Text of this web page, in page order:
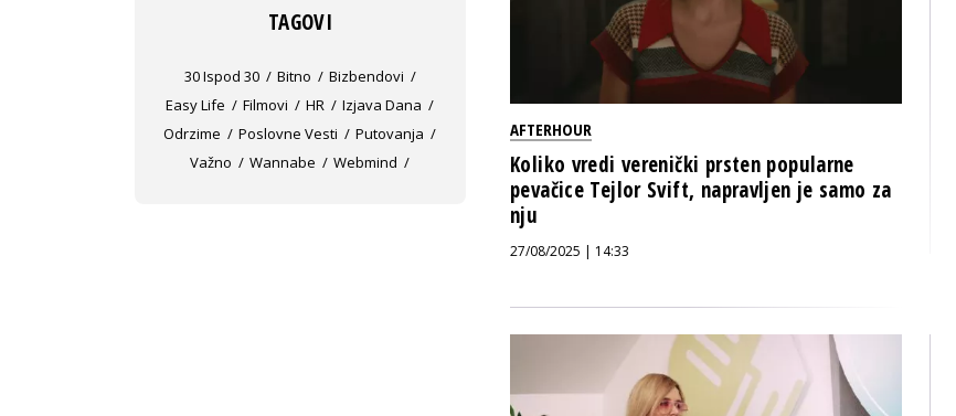
AFTERHOUR
Koliko vredi verenički prsten popularne
pevačice Tejlor Svift, napravljen je samo za
nju
27/08/2025 | 14:33
TAGOVI
30 Ispod 30 Bitno
Bizbendovi
Easy Life
Filmovi HR
Izjava Dana
Odrzime
Poslovne Vesti
Putovanja
Važno
Wannabe Webmind